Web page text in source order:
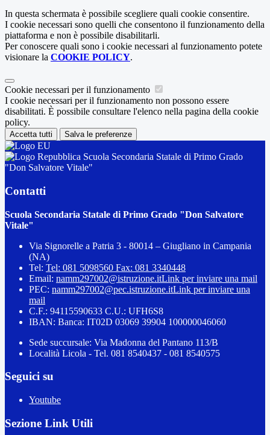
In questa schermata è possibile scegliere quali cookie consentire.
I cookie necessari sono quelli che consentono il funzionamento della
piattaforma e non è possibile disabilitarli.
Per conoscere quali sono i cookie necessari al funzionamento potete
visionare la COOKIE POLICY.
Cookie necessari per il funzionamento
I cookie necessari per il funzionamento non possono essere
disabilitati. È possibile consultare l'elenco nella pagina della cookie
policy.
Accetta tutti Salva le preferenze
Scuola Secondaria Statale di Primo Grado
"Don Salvatore Vitale"
Contatti
Scuola Secondaria Statale di Primo Grado "Don Salvatore
Vitale"
Via Signorelle a Patria 3 - 80014 – Giugliano in Campania
(NA)
Tel: Tel: 081 5098560 Fax: 081 3340448
Email: namm297002@istruzione.itLink per inviare una mail
PEC: namm297002@pec.istruzione.itLink per inviare una
mail
C.F.: 94115590633 C.U.: UFH6S8
IBAN: Banca: IT02D 03069 39904 100000046060
Sede succursale: Via Madonna del Pantano 113/B
Località Licola - Tel. 081 8540437 - 081 8540575
Seguici su
Youtube
Sezione Link Utili